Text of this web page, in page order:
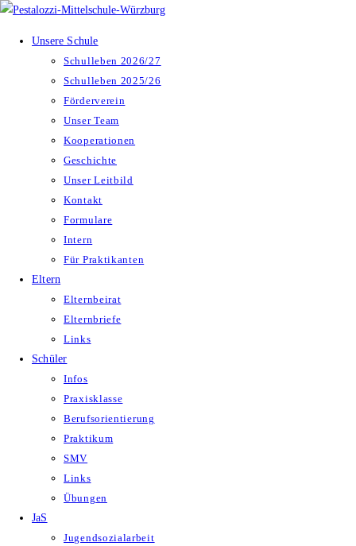
Zum
springen
Unsere Schule
Schulleben 2026/27
Schulleben 2025/26
Förderverein
Unser Team
Kooperationen
Geschichte
Unser Leitbild
Kontakt
Formulare
Intern
Für Praktikanten
Eltern
Elternbeirat
Elternbriefe
Links
Schüler
Infos
Praxisklasse
Berufsorientierung
Praktikum
SMV
Links
Übungen
JaS
Jugendsozialarbeit